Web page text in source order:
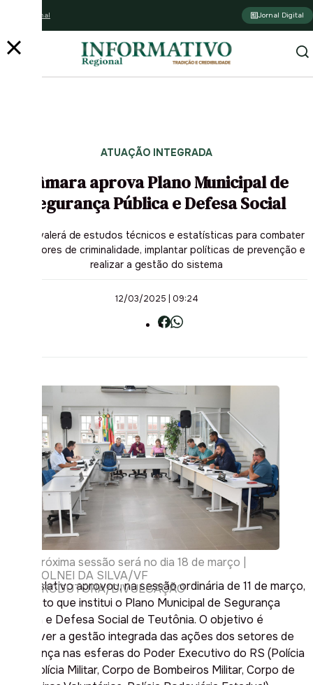
Assine o jornal Jornal Digital
ATUAÇÃO INTEGRADA
Câmara aprova Plano Municipal de
Segurança Pública e Defesa Social
Lei se valerá de estudos técnicos e estatísticas para combater
indicadores de criminalidade, implantar políticas de prevenção e
realizar a gestão do sistema
12/03/2025 | 09:24
Próxima sessão será no dia 18 de março |
VOLNEI DA SILVA/VF
PRODUTORA/DIVULGAÇÃO
O Legislativo aprovou, na sessão ordinária de 11 de março,
o projeto que institui o Plano Municipal de Segurança
Pública e Defesa Social de Teutônia. O objetivo é
promover a gestão integrada das ações dos setores de
segurança nas esferas do Poder Executivo do RS (Polícia
Civil, Polícia Militar, Corpo de Bombeiros Militar, Corpo de